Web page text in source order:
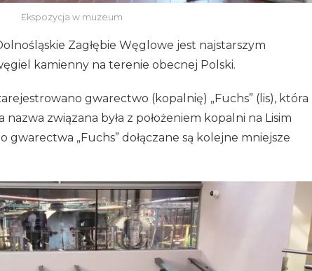
Ekspozycja w muzeum
Zagłębie Węglowe jest najstarszym
kamienny na terenie obecnej Polski.
gwarectwo (kopalnię) „Fuchs” (lis), która
nazwa związana była z położeniem kopalni na Lisim
„Fuchs” dołączane są kolejne mniejsze